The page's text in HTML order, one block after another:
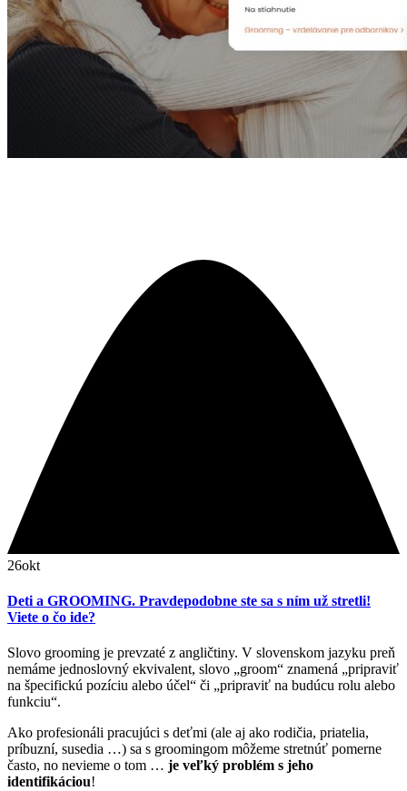
26okt
Deti a GROOMING. Pravdepodobne ste sa s ním už stretli!
Viete o čo ide?
Slovo grooming je prevzaté z angličtiny. V slovenskom jazyku preň
nemáme jednoslovný ekvivalent, slovo „groom“ znamená „pripraviť
na špecifickú pozíciu alebo účel“ či „pripraviť na budúcu rolu alebo
funkciu“.
Ako profesionáli pracujúci s deťmi (ale aj ako rodičia, priatelia,
príbuzní, susedia …) sa s groomingom môžeme stretnúť pomerne
často, no nevieme o tom … je veľký problém s jeho
identifikáciou!